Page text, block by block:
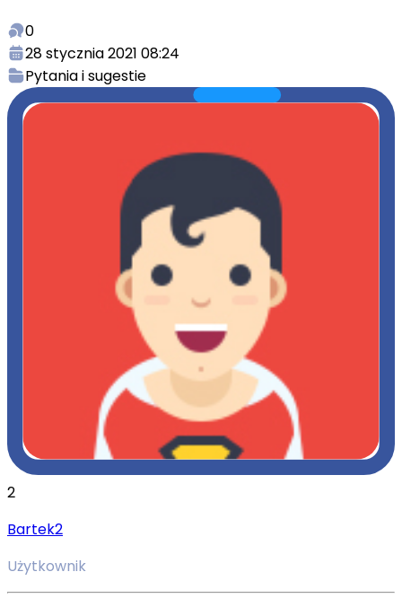
0
28 stycznia 2021 08:24
Pytania i sugestie
2
Bartek2
Użytkownik